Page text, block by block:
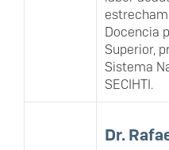
Docencia
Superior,
Sistema
SECIHTI.
Dr.